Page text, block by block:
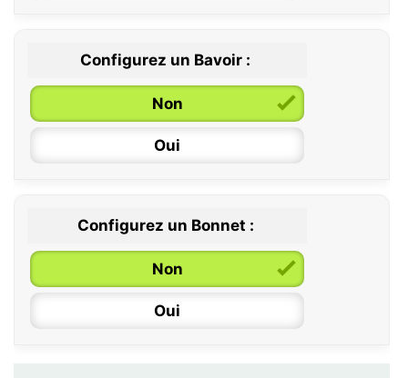
Configurez un Bavoir :
Non
Oui
Configurez un Bonnet :
Non
Oui